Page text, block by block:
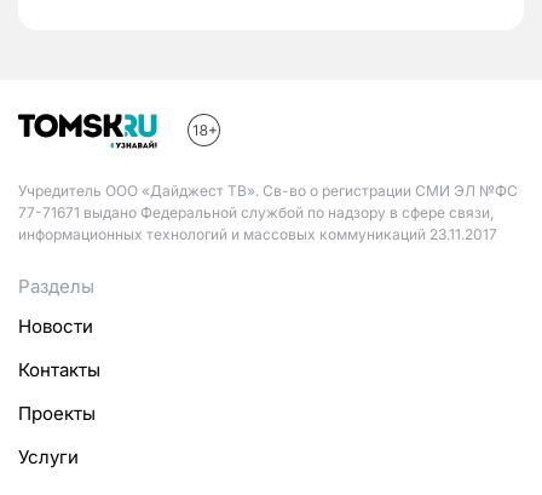
Учредитель ООО «Дайджест ТВ». Св-во о регистрации СМИ ЭЛ №ФС
77-71671 выдано Федеральной службой по надзору в сфере связи,
информационных технологий и массовых коммуникаций 23.11.2017
Разделы
Новости
Контакты
Проекты
Услуги